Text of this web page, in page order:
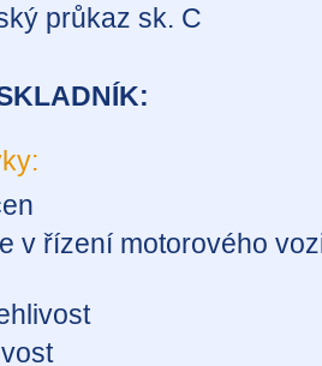
průkaz sk. C
v řízení motorového